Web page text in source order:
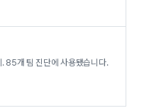
85개 팀 진단에 사용됐습니다.